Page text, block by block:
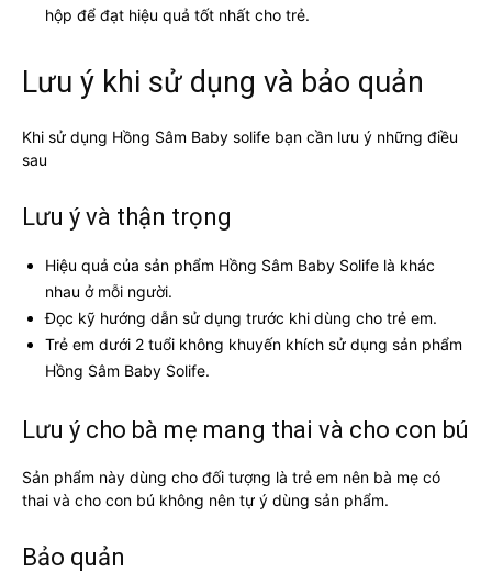
hộp để đạt hiệu quả tốt nhất cho trẻ.
Lưu ý khi sử dụng và bảo quản
Khi sử dụng Hồng Sâm Baby solife bạn cần lưu ý những điều
sau
Lưu ý và thận trọng
Hiệu quả của sản phẩm Hồng Sâm Baby Solife là khác
nhau ở mỗi người.
Đọc kỹ hướng dẫn sử dụng trước khi dùng cho trẻ em.
Trẻ em dưới 2 tuổi không khuyến khích sử dụng sản phẩm
Hồng Sâm Baby Solife.
Lưu ý cho bà mẹ mang thai và cho con bú
Sản phẩm này dùng cho đối tượng là trẻ em nên bà mẹ có
thai và cho con bú không nên tự ý dùng sản phẩm.
Bảo quản